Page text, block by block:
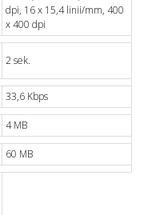
dpi, 16 x 15,4 linii/mm, 400
x 400 dpi
2 sek.
33,6 Kbps
4 MB
60 MB